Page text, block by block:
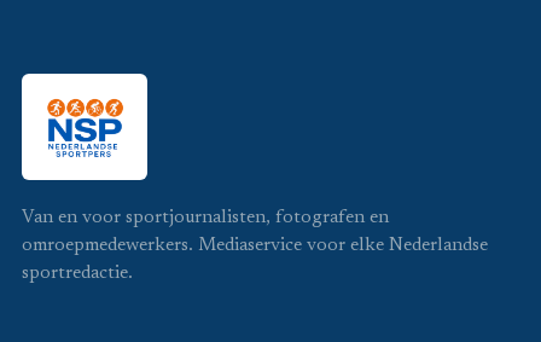
Van en voor sportjournalisten, fotografen en
omroepmedewerkers. Mediaservice voor elke Nederlandse
sportredactie.